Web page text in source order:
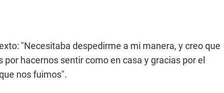
"Necesitaba despedirme a mi manera, y creo que
hacernos sentir como en casa y gracias por el
nos fuimos".